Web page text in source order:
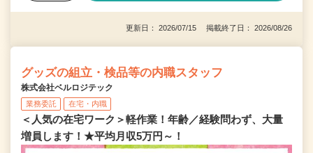
更新日： 2026/07/15 掲載終了日： 2026/08/26
グッズの組立・検品等の内職スタッフ
株式会社ベルロジテック
業務委託 在宅・内職
＜人気の在宅ワーク＞軽作業！年齢／経験問わず、大量
増員します！★平均月収5万円～！